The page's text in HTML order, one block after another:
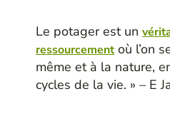
Le potager est un
ressourcementoù l’on
même et à la nature,
cycles de la vie. » – E